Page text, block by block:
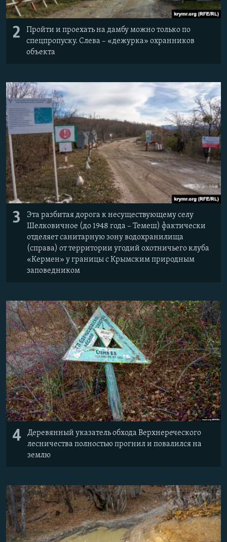
2
Пройти и проехать на дамбу можно только по
спецпропуску. Слева – «дежурка» охранников
объекта
3
Эта разбитая дорога к несуществующему селу
Шелковичное (до 1948 года – Темеш) фактически
отделяет санитарную зону водохранилища
(справа) от территории угодий охотничьего клуба
«Кермен» у границы с Крымским природным
заповедником
4
Деревянный указатель обхода Верхнереческого
лесничества полностью прогнил и повалился на
землю